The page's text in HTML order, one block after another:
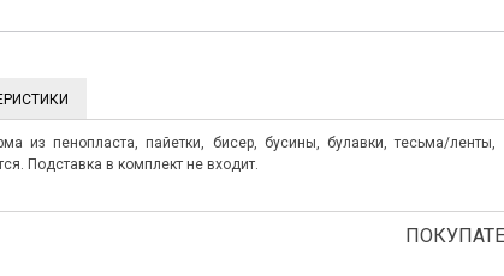
из пенопласта, пайетки, бисер, бусины, булавки, тесьма/
Подставка в комплект не входит.